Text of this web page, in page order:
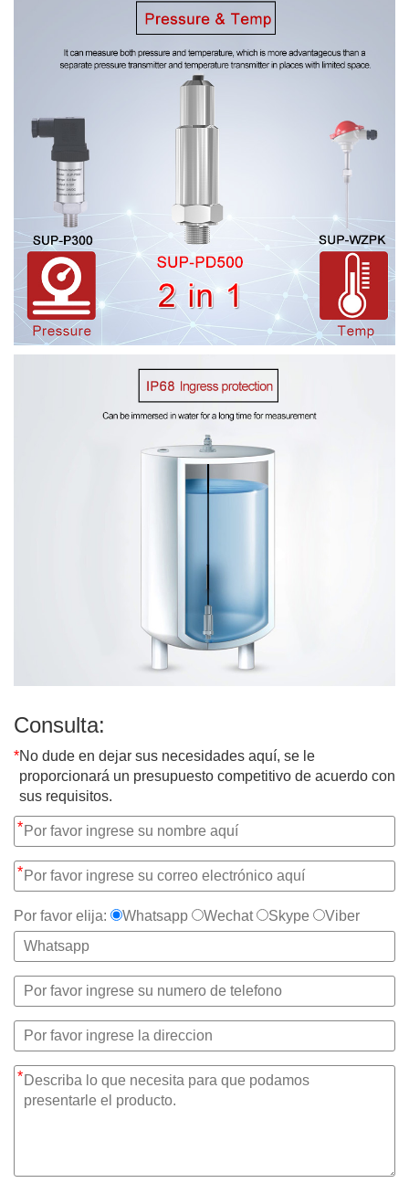
Consulta:
*No dude en dejar sus necesidades aquí, se le
proporcionará un presupuesto competitivo de acuerdo con
sus requisitos.
*
*
Por favor elija: Whatsapp Wechat Skype Viber
*